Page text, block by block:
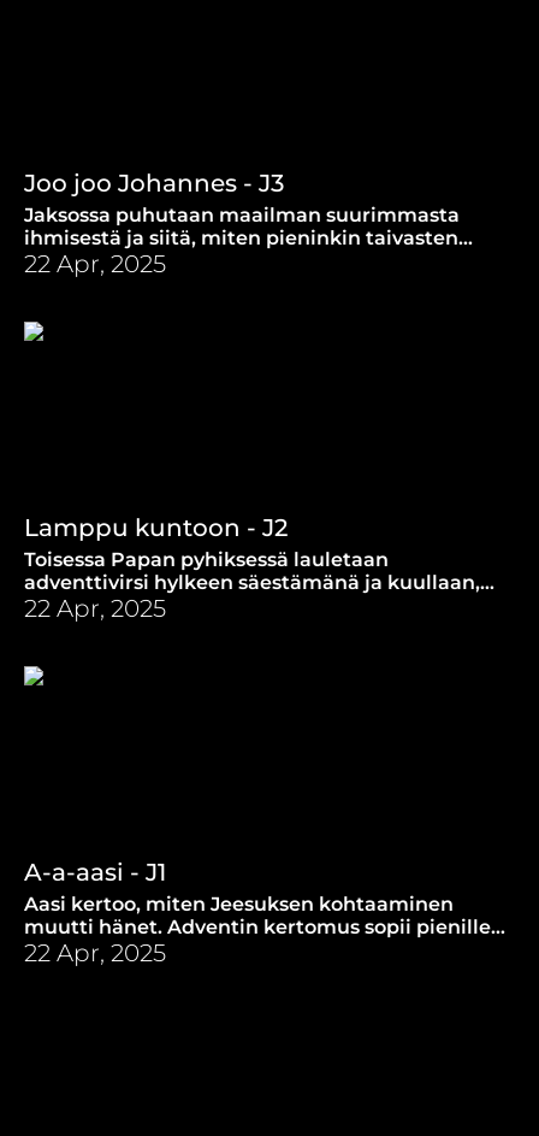
Joo joo Johannes - J3
Jaksossa puhutaan maailman suurimmasta
ihmisestä ja siitä, miten pieninkin taivasten
valtakunnassa on häntä suurempi.
22 Apr, 2025
Lamppu kuntoon - J2
Toisessa Papan pyhiksessä lauletaan
adventtivirsi hylkeen säestämänä ja kuullaan,
miten uskon lamppu pidetään kunnossa.
22 Apr, 2025
A-a-aasi - J1
Aasi kertoo, miten Jeesuksen kohtaaminen
muutti hänet. Adventin kertomus sopii pienille,
mutta tarjoaa heiniä purtavaksi myös isommille.
22 Apr, 2025